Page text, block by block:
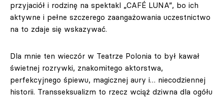
przyjaciół i rodzinę na spektakl „CAFÉ LUNA”, bo ich
aktywne i pełne szczerego zaangażowania uczestnictwo
na to zdaje się wskazywać.
Dla mnie ten wieczór w Teatrze Polonia to był kawał
świetnej rozrywki, znakomitego aktorstwa,
perfekcyjnego śpiewu, magicznej aury i… niecodziennej
historii. Transseksualizm to rzecz wciąż dziwna dla ogółu